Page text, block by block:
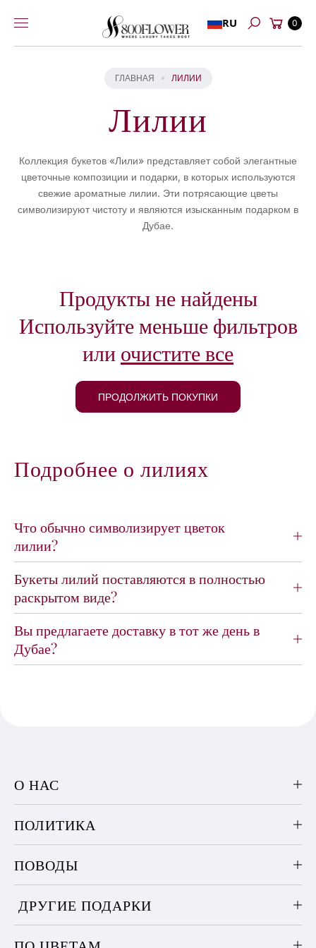
содержимому
RU
Поиск
Корзина
0
ГЛАВНАЯ ЛИЛИИ
Лилии
Коллекция букетов «Лили» представляет собой элегантные
цветочные композиции и подарки, в которых используются
свежие ароматные лилии. Эти потрясающие цветы
символизируют чистоту и являются изысканным подарком в
Дубае.
Продукты не найдены
Используйте меньше фильтров
или очистите все
ПРОДОЛЖИТЬ ПОКУПКИ
Подробнее о лилиях
Что обычно символизирует цветок
лилии?
Букеты лилий поставляются в полностью
раскрытом виде?
Вы предлагаете доставку в тот же день в
Дубае?
О НАС
ПОЛИТИКА
ПОВОДЫ
ДРУГИЕ ПОДАРКИ